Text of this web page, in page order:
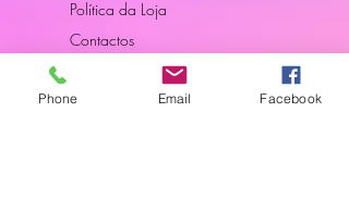
Política da Loja
Contactos
Horário
Phone Email Facebook